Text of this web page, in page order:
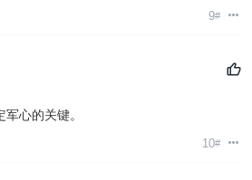
9#
心的关键。
10#